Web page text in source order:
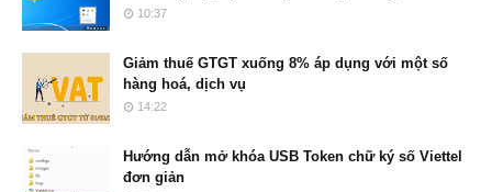
10:37
Giảm thuế GTGT xuống 8% áp dụng với một số
hàng hoá, dịch vụ
14:22
Hướng dẫn mở khóa USB Token chữ ký số Viettel
đơn giản